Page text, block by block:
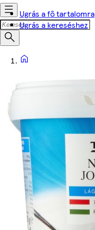
Ugrás a fő tartalomra
Ugrás a kereséshez